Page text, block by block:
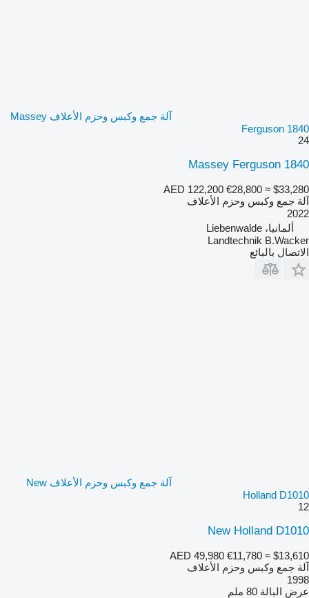
آلة جمع وكبس وحزم الأعلاف Massey
Ferguson 1840
24
Massey Ferguson 1840
AED 122,200 €28,800 ≈ $33,280
آلة جمع وكبس وحزم الأعلاف
2022
ألمانيا، Liebenwalde
Landtechnik B.Wacker
الاتصال بالبائع
آلة جمع وكبس وحزم الأعلاف New
Holland D1010
12
New Holland D1010
AED 49,980 €11,780 ≈ $13,610
آلة جمع وكبس وحزم الأعلاف
1998
عرض البالة 80 ملم